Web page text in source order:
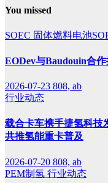
You missed
SOEC 固体燃料电池
EODev与Baudouin合
2026-07-23 808, ab
行业动态
载合卡车携手捷氢科技
共推氢能重卡普及
2026-07-20 808, ab
PEM制氢 行业动态